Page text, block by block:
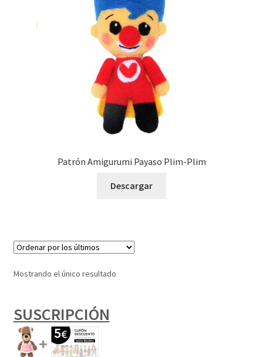
Patrón Amigurumi Payaso Plim-Plim
Descargar
Mostrando el único resultado
SUSCRIPCIÓN